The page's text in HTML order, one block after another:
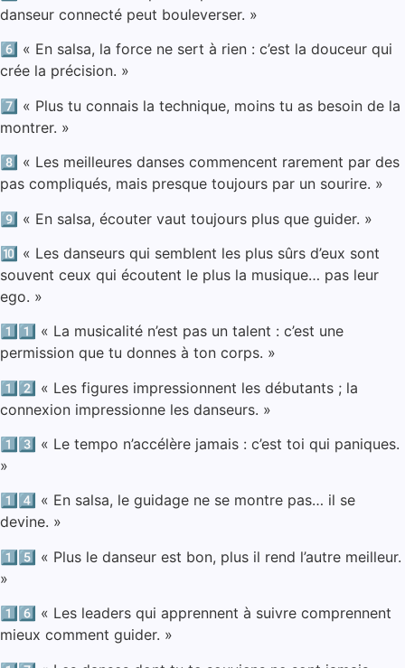
danseur connecté peut bouleverser. »
6️⃣ « En salsa, la force ne sert à rien : c’est la douceur qui
crée la précision. »
7️⃣ « Plus tu connais la technique, moins tu as besoin de la
montrer. »
8️⃣ « Les meilleures danses commencent rarement par des
pas compliqués, mais presque toujours par un sourire. »
9️⃣ « En salsa, écouter vaut toujours plus que guider. »
🔟 « Les danseurs qui semblent les plus sûrs d’eux sont
souvent ceux qui écoutent le plus la musique… pas leur
ego. »
1️⃣1️⃣ « La musicalité n’est pas un talent : c’est une
permission que tu donnes à ton corps. »
1️⃣2️⃣ « Les figures impressionnent les débutants ; la
connexion impressionne les danseurs. »
1️⃣3️⃣ « Le tempo n’accélère jamais : c’est toi qui paniques.
»
1️⃣4️⃣ « En salsa, le guidage ne se montre pas… il se
devine. »
1️⃣5️⃣ « Plus le danseur est bon, plus il rend l’autre meilleur.
»
1️⃣6️⃣ « Les leaders qui apprennent à suivre comprennent
mieux comment guider. »